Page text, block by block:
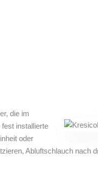
die im
installierte
oder
Abluftschlauch nach